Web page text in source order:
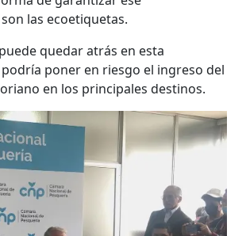
las ecoetiquetas.
quedar atrás en esta
poner en riesgo el ingreso del
en los principales destinos.